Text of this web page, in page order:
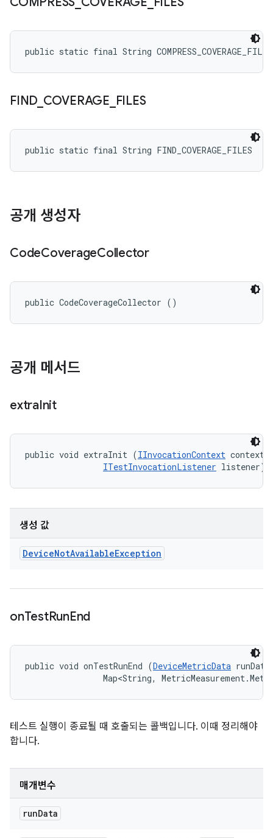
public static final String COMPRESS_COVERAGE_FILES
FIND COVERAGE FILES
public static final String FIND_COVERAGE_FILES
공개 생성자
CodeCoverageCollector
public CodeCoverageCollector ()
공개 메서드
extraInit
public void extraInit (IInvocationContext
ITestInvocationListener listener)
생성 값
DeviceNotAvailableException
onTestRunEnd
public void onTestRunEnd (DeviceMetricData
Map<String,
테스트 실행이 종료될 때 호출되는 콜백입니다. 이때 정리해야
합니다.
매개변수
runData